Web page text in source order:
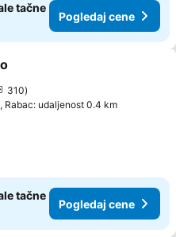
tačne
Pogledaj cene
u favorite
310
Rabac: udaljenost 0.4 km
tačne
Pogledaj cene